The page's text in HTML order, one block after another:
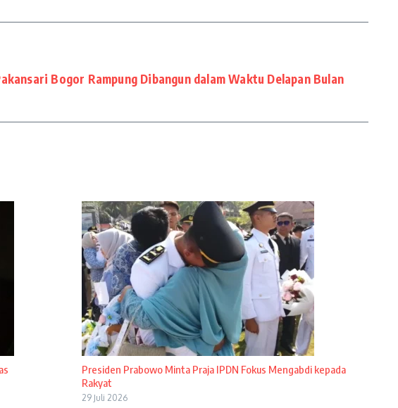
Bogor Rampung Dibangun dalam Waktu Delapan Bulan
Presiden Prabowo Minta Praja IPDN Fokus Mengabdi kepada
Rakyat
29 Juli 2026